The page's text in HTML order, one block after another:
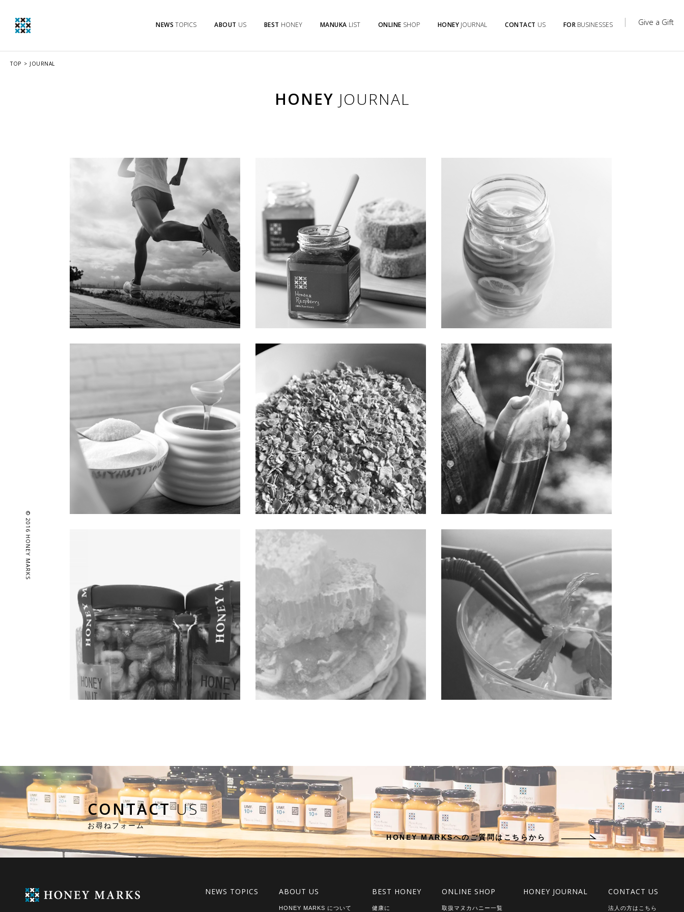
NEWS TOPICS ABOUT US BEST HONEY MANUKA LIST ONLINE SHOP HONEY JOURNAL CONTACT US FOR BUSINESSES Give a Gift
TOP JOURNAL
HONEY JOURNAL
高温多湿で心機能や内臓・筋肉への負担が大きくなる夏場
のスポーツやトレーニング。 “天然のサプリメメント”マヌカ
ハニーは、パフォーマンス低下や熱中症リスクを防ぎ、過酷
な夏のスポーツやトレーニングをエネルギー補給、疲労回復
隠れた人気商品「ハニージャム」
今回は、ハニーマークスのオリジナル商品のなかで、ジャ
ムみたいに使えるはちみつで、密かに人気のアイテム・通称
「ハニージャム」をご紹介します。 「ハニージャム」とは？
フルーツを百花蜜に２ヶ月間漬け込み、はちみつの風味や
[…]
夏こそ、はちみつ。
2023.07.13 | はちみつレシピ
7月に入って温度も湿度も高い日が続いていますが、体の不調
を感じていませんか？ 今回は、体調を崩しやすい夏を健やか
に乗り越える秘訣として、夏こそパワーを発揮するはちみつ
の摂り方をご案内します。 夏の2大体調不良 まずは、「 […]
ったりするくらいで、意外にバリエーションがないという方
も […]
オートミールのススメ
2018.11.21 | はちみつレシピ
オートミールはシリアルと似た食材で、海外ではメジャーな
食べ物ですが、日本ではシリアルに比べると、食べる人はま
だ少ないようです。でも、とてもおすすめの食材で、はちみ
つとも相性が良いのです。 シリアルはトウモロコシを加工し
た […]
2018.08.23 | ハチミツの抗菌性
もう８月も終わろうとしているのに、福岡はまだまだ暑い日
が続いています。 久しぶりの更新です。 この暑さに、夏バテ
や食欲不振、何となくやる気が出ない方のために、蜂蜜の効
果的な摂り方をご紹介します。 既にご存知の方も多いと思
事療法だと思います。 エドガー・ケイシーは100年ほど前に
アメリカで活躍した治療家ですが、その方法はリーディンと
[…]
ハニーを指さされます。 コムハニーとは巣蜜のこと。 ミツバ
チたちは「蜜を貯める六角形のタンク」を蜜ろうで作ります
[…]
紹介します。 ハチミツには、ビタミン、アミノ酸、ミネラル
やポリフェノール等の有効成分が豊富に含まれています。 ま
[…]
CONTACTUS
お尋ねフォーム
HONEY MARKSへのご質問はこちらから
NEWS TOPICS ABOUT US
HONEY MARKS について
BEST HONEY
健康に
ONLINE SHOP
取扱マヌカハニー一覧
HONEY JOURNAL CONTACT US
法人の方はこちら
© 2016 HONEY MARKS